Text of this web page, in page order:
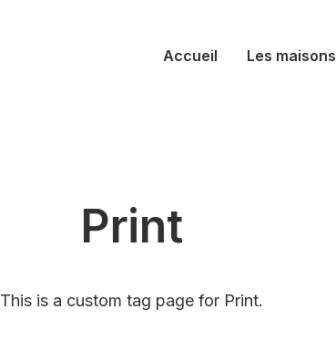
Accueil Les maisons
Print
This is a custom tag page for Print.